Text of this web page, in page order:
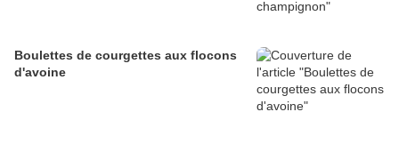
Boulettes de courgettes aux flocons
d'avoine